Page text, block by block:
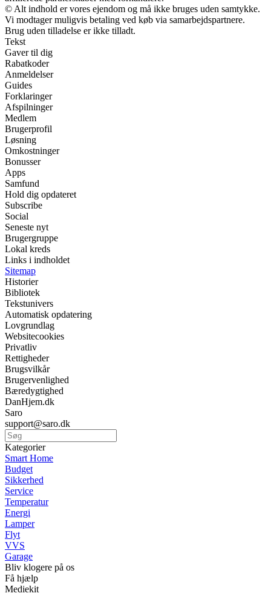
© Alt indhold er vores ejendom og må ikke bruges uden samtykke.
Vi modtager muligvis betaling ved køb via samarbejdspartnere.
Brug uden tilladelse er ikke tilladt.
Tekst
Gaver til dig
Rabatkoder
Anmeldelser
Guides
Forklaringer
Afspilninger
Medlem
Brugerprofil
Løsning
Omkostninger
Bonusser
Apps
Samfund
Hold dig opdateret
Subscribe
Social
Seneste nyt
Brugergruppe
Lokal kreds
Links i indholdet
Sitemap
Historier
Bibliotek
Tekstunivers
Automatisk opdatering
Lovgrundlag
Websitecookies
Privatliv
Rettigheder
Brugsvilkår
Brugervenlighed
Bæredygtighed
DanHjem.dk
Saro
support@saro.dk
Kategorier
Smart Home
Budget
Sikkerhed
Service
Temperatur
Energi
Lamper
Flyt
VVS
Garage
Bliv klogere på os
Få hjælp
Mediekit